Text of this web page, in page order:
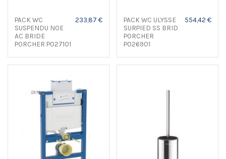
PACK WC
SUSPENDU NOE
AC BRIDE
PORCHER P027101
233,87 €
PACK WC ULYSSE
SURPIED SS BRID
PORCHER
P026901
554,42 €